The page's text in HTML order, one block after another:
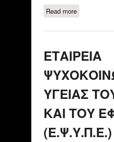
Read moreabout
ΠΑΙΔΙΟΥ
ΕΤΑΙΡΕΙΑ
ΥΓΕΙΑΣ
ΚΑΙ ΤΟΥ
(Ε.Ψ.Υ.Π.Ε.)